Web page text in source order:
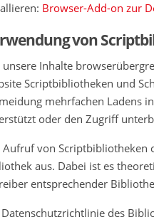
Browser-Add-on zur
von
unsere Inhalte
Scriptbibliotheken und
mehrfachen Ladens
oder den Zugriff
Aufruf von Scriptbibliotheken
aus. Dabei ist es
entsprechender
des